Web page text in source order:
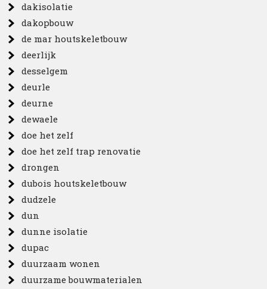
dakisolatie
dakopbouw
de mar houtskeletbouw
deerlijk
desselgem
deurle
deurne
dewaele
doe het zelf
doe het zelf trap renovatie
drongen
dubois houtskeletbouw
dudzele
dun
dunne isolatie
dupac
duurzaam wonen
duurzame bouwmaterialen